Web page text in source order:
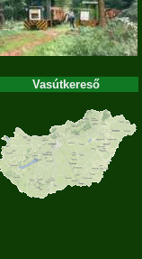
Vasútkereső